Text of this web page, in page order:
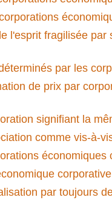
l'esprit fragilisée par
par les
de prix par
signifiant la
comme vis-à-
économiques
par toujours